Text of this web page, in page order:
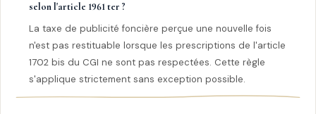
selon l'article 1961 ter ?
La taxe de publicité foncière perçue une nouvelle fois
n'est pas restituable lorsque les prescriptions de l'article
1702 bis du CGI ne sont pas respectées. Cette règle
s'applique strictement sans exception possible.